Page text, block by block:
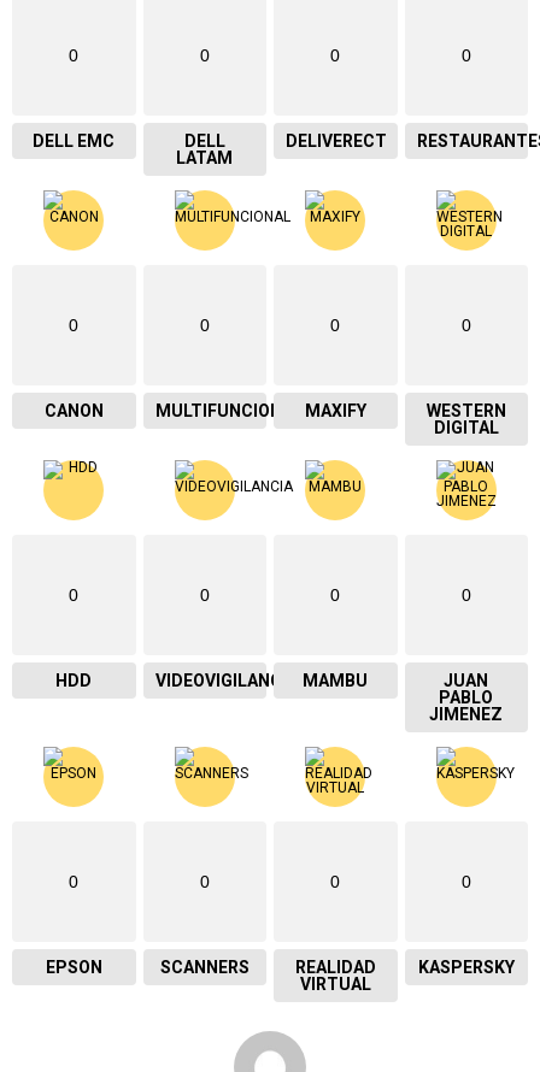
0
DELL EMC
0
DELL
LATAM
0
DELIVERECT
0
0
CANON
0
MULTIFUNCIONAL
0
MAXIFY
0
WESTERN
DIGITAL
0
HDD
0
VIDEOVIGILANCIA
0
MAMBU
0
JUAN
PABLO
JIMENEZ
0
EPSON
0
SCANNERS
0
REALIDAD
VIRTUAL
0
KASPERSKY